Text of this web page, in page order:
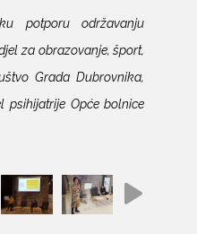
potporu održavanju
za obrazovanje, šport,
Grada Dubrovnika,
psihijatrije Opće bolnice